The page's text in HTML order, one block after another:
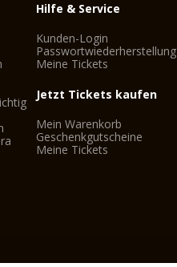
Hilfe & Service
Kunden-Login
Passwortwiederherstellung
Meine Tickets
Jetzt Tickets kaufen
Mein Warenkorb
Geschenkgutscheine
Meine Tickets